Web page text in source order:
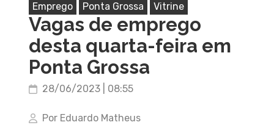
Emprego Ponta Grossa Vitrine
Vagas de emprego
desta quarta-feira em
Ponta Grossa
28/06/2023 | 08:55
Por Eduardo Matheus